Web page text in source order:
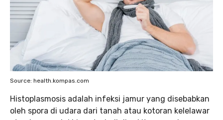
Source: health.kompas.com
Histoplasmosis adalah infeksi jamur yang disebabkan
oleh spora di udara dari tanah atau kotoran kelelawar